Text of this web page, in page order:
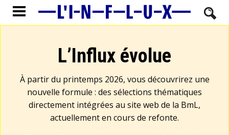
L’Influx évolue
À partir du printemps 2026, vous découvrirez une
nouvelle formule : des sélections thématiques
directement intégrées au site web de la BmL,
actuellement en cours de refonte.